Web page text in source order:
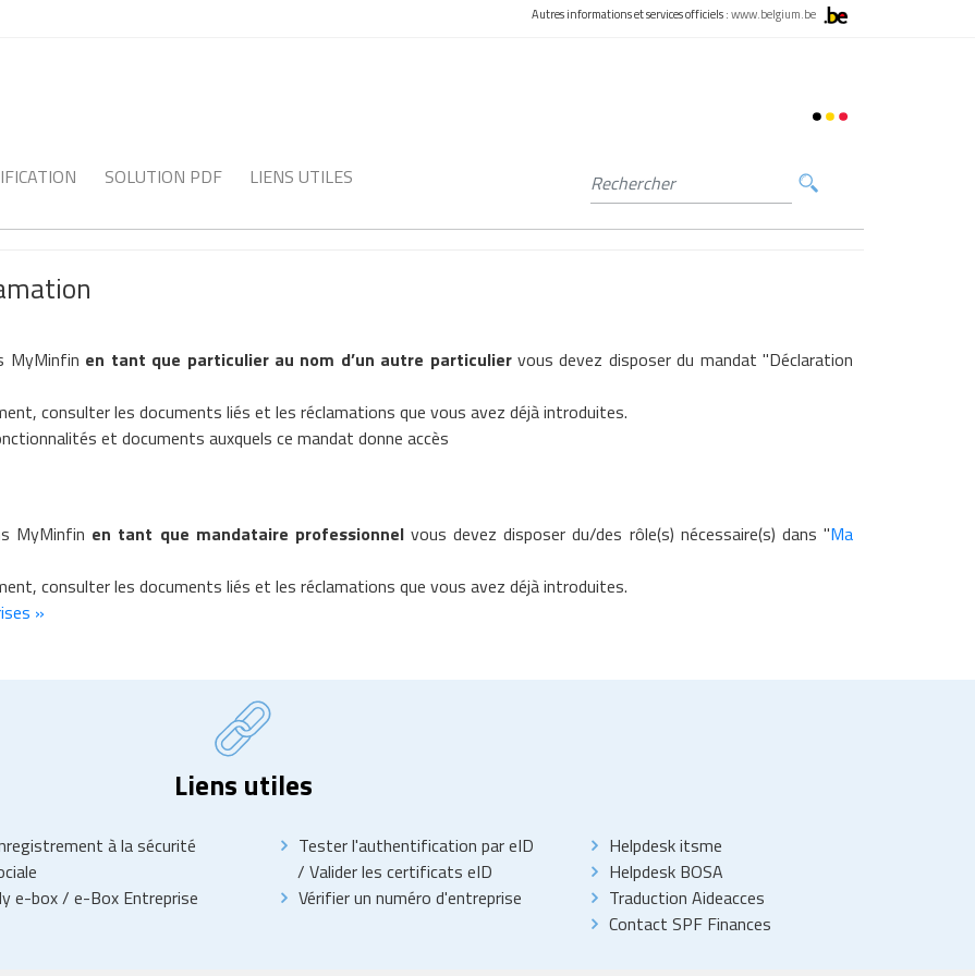
Autres informations et services officiels :www.belgium.be
SOLUTION PDF LIENS UTILES
MyMinfin en tant que particulier au nom d’un autre particulier vous devez disposer du mandat "Déclaration
consulter les documents liés et les réclamations que vous avez déjà introduites.
et documents auxquels ce mandat donne accès
MyMinfin en tant que mandataire professionnelvous devez disposer du/des rôle(s) nécessaire(s) dans "Ma
consulter les documents liés et les réclamations que vous avez déjà introduites.
»
Liens utiles
à la sécurité
e-box/ e-Box Entreprise
Tester l'authentification par eID
/ Valider les certificats eID
Vérifier un numéro d'entreprise
Helpdesk itsme
Helpdesk BOSA
Traduction Aideacces
Contact SPF Finances